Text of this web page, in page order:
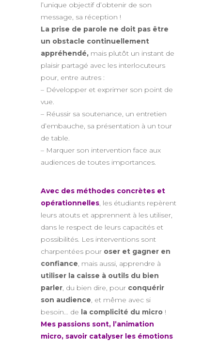
l’unique objectif d’obtenir de son
message, sa réception !
La prise de parole ne doit pas être
un obstacle continuellement
appréhendé, mais plutôt un instant de
plaisir partagé avec les interlocuteurs
pour, entre autres :
– Développer et exprimer son point de
vue.
– Réussir sa soutenance, un entretien
d’embauche, sa présentation à un tour
de table.
– Marquer son intervention face aux
audiences de toutes importances.
Avec des méthodes concrètes et
opérationnelles, les étudiants repèrent
leurs atouts et apprennent à les utiliser,
dans le respect de leurs capacités et
possibilités. Les interventions sont
charpentées pour oser et gagner en
confiance, mais aussi, apprendre à
utiliser la caisse à outils du bien
parler, du bien dire, pour conquérir
son audience, et même avec si
besoin… de la complicité du micro !
Mes passions sont, l’animation
micro, savoir catalyser les émotions